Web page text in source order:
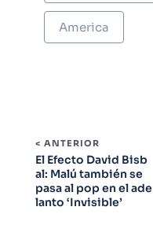
America
< ANTERIOR
El Efecto David Bisb
al: Malú también se
pasa al pop en el ade
lanto ‘Invisible’